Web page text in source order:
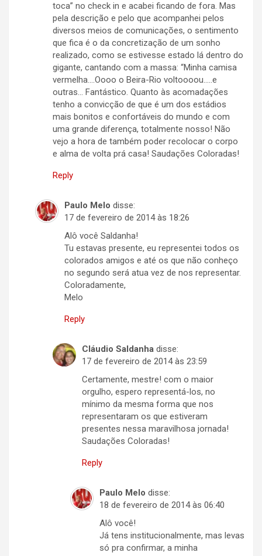
toca” no check in e acabei ficando de fora. Mas
pela descrição e pelo que acompanhei pelos
diversos meios de comunicações, o sentimento
que fica é o da concretização de um sonho
realizado, como se estivesse estado lá dentro do
gigante, cantando com a massa: “Minha camisa
vermelha….Oooo o Beira-Rio voltoooou…..e
outras… Fantástico. Quanto às acomadações
tenho a convicção de que é um dos estádios
mais bonitos e confortáveis do mundo e com
uma grande diferença, totalmente nosso! Não
vejo a hora de também poder recolocar o corpo
e alma de volta prá casa! Saudações Coloradas!
Reply
Paulo Melo disse:
17 de fevereiro de 2014 às 18:26
Alô você Saldanha!
Tu estavas presente, eu representei todos os
colorados amigos e até os que não conheço
no segundo será atua vez de nos representar.
Coloradamente,
Melo
Reply
Cláudio Saldanha disse:
17 de fevereiro de 2014 às 23:59
Certamente, mestre! com o maior
orgulho, espero representá-los, no
mínimo da mesma forma que nos
representaram os que estiveram
presentes nessa maravilhosa jornada!
Saudações Coloradas!
Reply
Paulo Melo disse:
18 de fevereiro de 2014 às 06:40
Alô você!
Já tens institucionalmente, mas levas
só pra confirmar, a minha